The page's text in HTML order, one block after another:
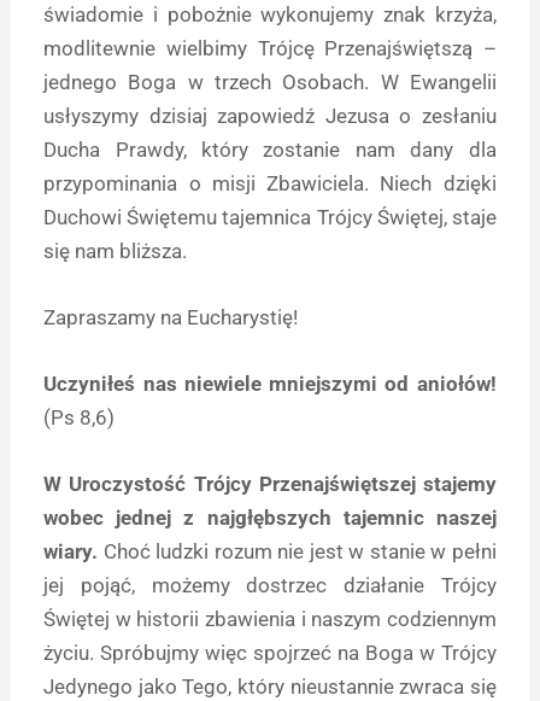
świadomie i pobożnie wykonujemy znak krzyża,
modlitewnie wielbimy Trójcę Przenajświętszą –
jednego Boga w trzech Osobach. W Ewangelii
usłyszymy dzisiaj zapowiedź Jezusa o zesłaniu
Ducha Prawdy, który zostanie nam dany dla
przypominania o misji Zbawiciela. Niech dzięki
Duchowi Świętemu tajemnica Trójcy Świętej, staje
się nam bliższa.
Zapraszamy na Eucharystię!
Uczyniłeś nas niewiele mniejszymi od aniołów!
(Ps 8,6)
W Uroczystość Trójcy Przenajświętszej stajemy
wobec jednej z najgłębszych tajemnic naszej
wiary. Choć ludzki rozum nie jest w stanie w pełni
jej pojąć, możemy dostrzec działanie Trójcy
Świętej w historii zbawienia i naszym codziennym
życiu. Spróbujmy więc spojrzeć na Boga w Trójcy
Jedynego jako Tego, który nieustannie zwraca się